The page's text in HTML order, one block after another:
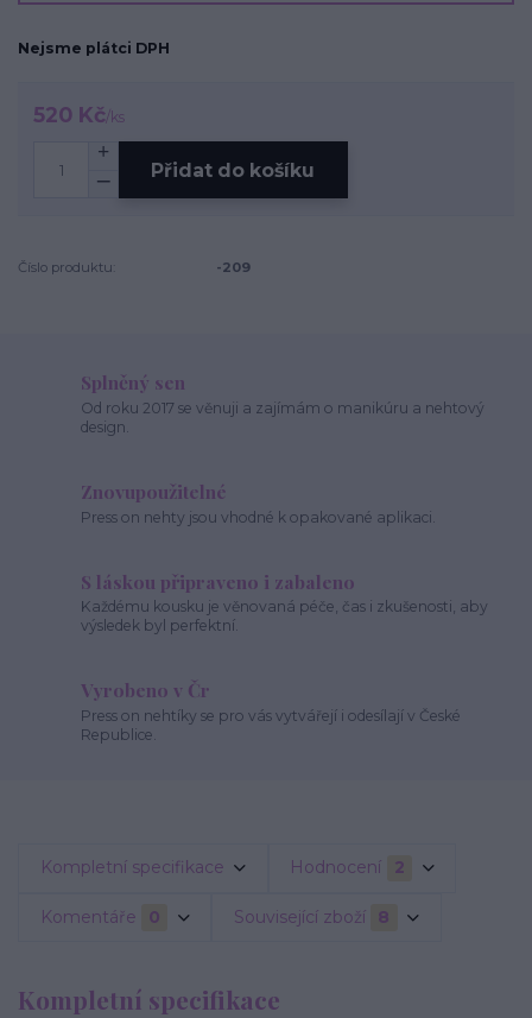
Nejsme plátci DPH
520 Kč/ks
Přidat do košíku
Číslo produktu: -209
Splněný sen
Od roku 2017 se věnuji a zajímám o manikúru a nehtový
design.
Znovupoužitelné
Press on nehty jsou vhodné k opakované aplikaci.
S láskou připraveno i zabaleno
Každému kousku je věnovaná péče, čas i zkušenosti, aby
výsledek byl perfektní.
Vyrobeno v Čr
Press on nehtíky se pro vás vytvářejí i odesílají v České
Republice.
Kompletní specifikace Hodnocení 2
Komentáře 0 Související zboží 8
Kompletní specifikace